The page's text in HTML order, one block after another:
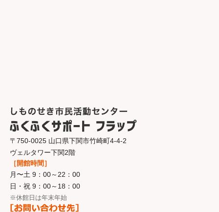
〒750-0025 山口県下関市竹崎町4-4-2
ヴェルタワー下関2階
［開館時間］
月〜土 9：00～22：00
日・祝 9：00～18：00
※休館日は年末年始